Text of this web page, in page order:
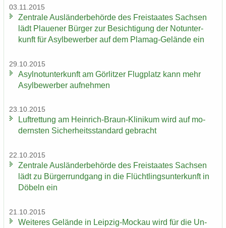
03.11.2015
Zen­tra­le Aus­län­der­be­hör­de des Frei­staa­tes Sach­sen
lädt Plaue­ner Bür­ger zur Be­sich­ti­gung der Not­un­ter­
kunft für Asyl­be­wer­ber auf dem Plamag-​Gelände ein
29.10.2015
Asyl­not­un­ter­kunft am Gör­lit­zer Flug­platz kann mehr
Asyl­be­wer­ber auf­neh­men
23.10.2015
Luft­ret­tung am Heinrich-​Braun-Klinikum wird auf mo­
derns­ten Si­cher­heits­stan­dard ge­bracht
22.10.2015
Zen­tra­le Aus­län­der­be­hör­de des Frei­staa­tes Sach­sen
lädt zu Bür­ger­rund­gang in die Flücht­lings­un­ter­kunft in
Dö­beln ein
21.10.2015
Wei­te­res Ge­län­de in Leipzig-​Mockau wird für die Un­